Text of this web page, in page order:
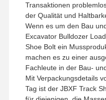
Transaktionen
der Qualität und
Wenn es um den Bau
Excavator Bulldozer
Shoe Bolt ein
machen es zu einer
Fachleute in der Bau-
Mit Verpackungsdetails
Tag ist der JBXF Track